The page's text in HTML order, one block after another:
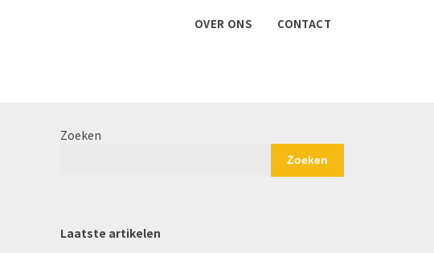
OVER ONS CONTACT
Zoeken
Zoeken
Laatste artikelen